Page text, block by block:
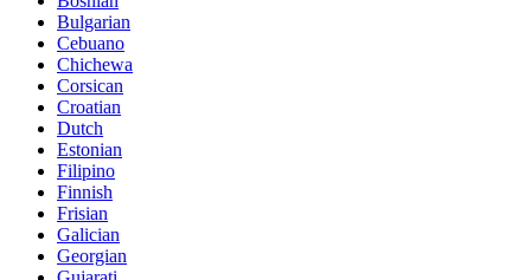
Bulgarian
Cebuano
Chichewa
Corsican
Croatian
Dutch
Estonian
Filipino
Finnish
Frisian
Galician
Georgian